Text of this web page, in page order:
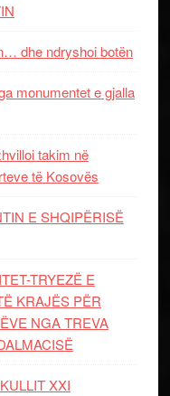
dhe ndryshoi botën
monumentet e gjalla
takim në
të Kosovës
E SHQIPËRISË
TRYEZË E
KRAJËS PËR
NGA TREVA
XXI